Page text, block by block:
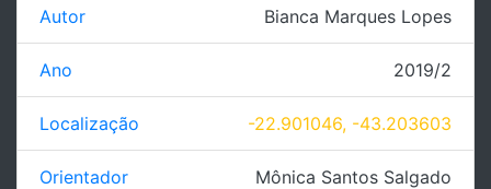
Autor Bianca Marques Lopes
Ano 2019/2
Localização -22.901046, -43.203603
Orientador Mônica Santos Salgado